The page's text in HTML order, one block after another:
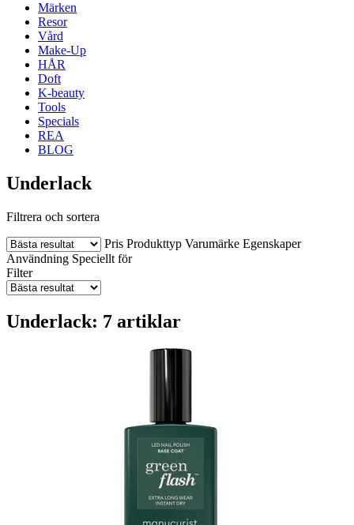
Märken
Resor
Vård
Make-Up
HÅR
Doft
K-beauty
Tools
Specials
REA
BLOG
Underlack
Filtrera och sortera
Pris Produkttyp Varumärke Egenskaper
Användning Speciellt för
Filter
Underlack: 7 artiklar